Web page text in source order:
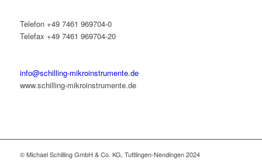
Telefon +49 7461 969704-0
Telefax +49 7461 969704-20
info@schilling-mikroinstrumente.de
www.schilling-mikroinstrumente.de
© Michael Schilling GmbH & Co. KG, Tuttlingen-Nendingen 2024